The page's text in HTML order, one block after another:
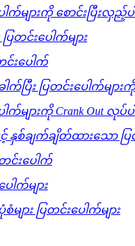
ါက်များကို စောင်းပြီးလှည့်ပ
ပြတင်းပေါက်များ
င်းပေါက်
က်ပြီး ပြတင်းပေါက်များ
က်များကို Crank Out လုပ်ပ
နှစ်ချက်ချိတ်ထားသော ပြ
င်းပေါက်
ါက်များ
များ ပြတင်းပေါက်များ